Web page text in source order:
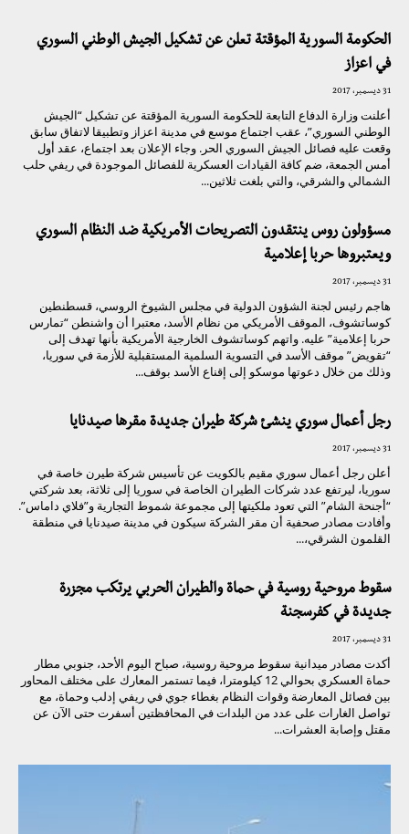
الحكومة السورية المؤقتة تعلن عن تشكيل الجيش الوطني السوري
في اعزاز
31 ديسمبر، 2017
أعلنت وزارة الدفاع التابعة للحكومة السورية المؤقتة عن تشكيل “الجيش
الوطني السوري”، عقب اجتماع موسع في مدينة اعزاز وتطبيقا لاتفاق سابق
وقعت عليه فصائل الجيش السوري الحر. وجاء الإعلان بعد اجتماع، عقد أول
أمس الجمعة، ضم كافة القيادات العسكرية للفصائل الموجودة في ريفي حلب
الشمالي والشرقي، والتي بلغت ثلاثين...
مسؤولون روس ينتقدون التصريحات الأمريكية ضد النظام السوري
ويعتبروها حربا إعلامية
31 ديسمبر، 2017
هاجم رئيس لجنة الشؤون الدولية في مجلس الشيوخ الروسي، قسطنطين
كوساتشوف، الموقف الأمريكي من نظام الأسد، معتبرا أن واشنطن “تمارس
حربا إعلامية” عليه. واتهم كوساتشوف الخارجية الأمريكية بأنها تهدف إلى
“تقويض” موقف الأسد في التسوية السلمية المستقبلية للأزمة في سوريا،
وذلك من خلال دعوتها موسكو إلى إقناع الأسد بوقف...
رجل أعمال سوري ينشئ شركة طيران جديدة مقرها صيدنايا
31 ديسمبر، 2017
أعلن رجل أعمال سوري مقيم بالكويت عن تأسيس شركة طيرن خاصة في
سوريا، ليرتفع عدد شركات الطيران الخاصة في سوريا إلى ثلاثة، بعد شركتي
“أجنحة الشام” التي تعود ملكيتها إلى مجموعة شموط التجارية و”فلاي داماس”.
وأفادت مصادر صحفية أن مقر الشركة سيكون في مدينة صيدنايا في منطقة
القلمون الشرقي،...
سقوط مروحية روسية في حماة والطيران الحربي يرتكب مجزرة
جديدة في كفرسجنة
31 ديسمبر، 2017
أكدت مصادر ميدانية سقوط مروحية روسية، صباح اليوم الأحد، جنوبي مطار
حماة العسكري بحوالي 12 كيلومترا، فيما تستمر المعارك على مختلف المحاور
بين فصائل المعارضة وقوات النظام بغطاء جوي في ريفي إدلب وحماة، مع
تواصل الغارات على عدد من البلدات في المحافظتين أسفرت حتى الآن عن
مقتل وإصابة العشرات...